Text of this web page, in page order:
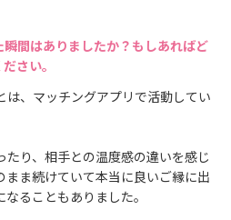
間はありましたか？もしあればど
さい。
は、マッチングアプリで活動してい
り、相手との温度感の違いを感じ
まま続けていて本当に良いご縁に出
ることもありました。